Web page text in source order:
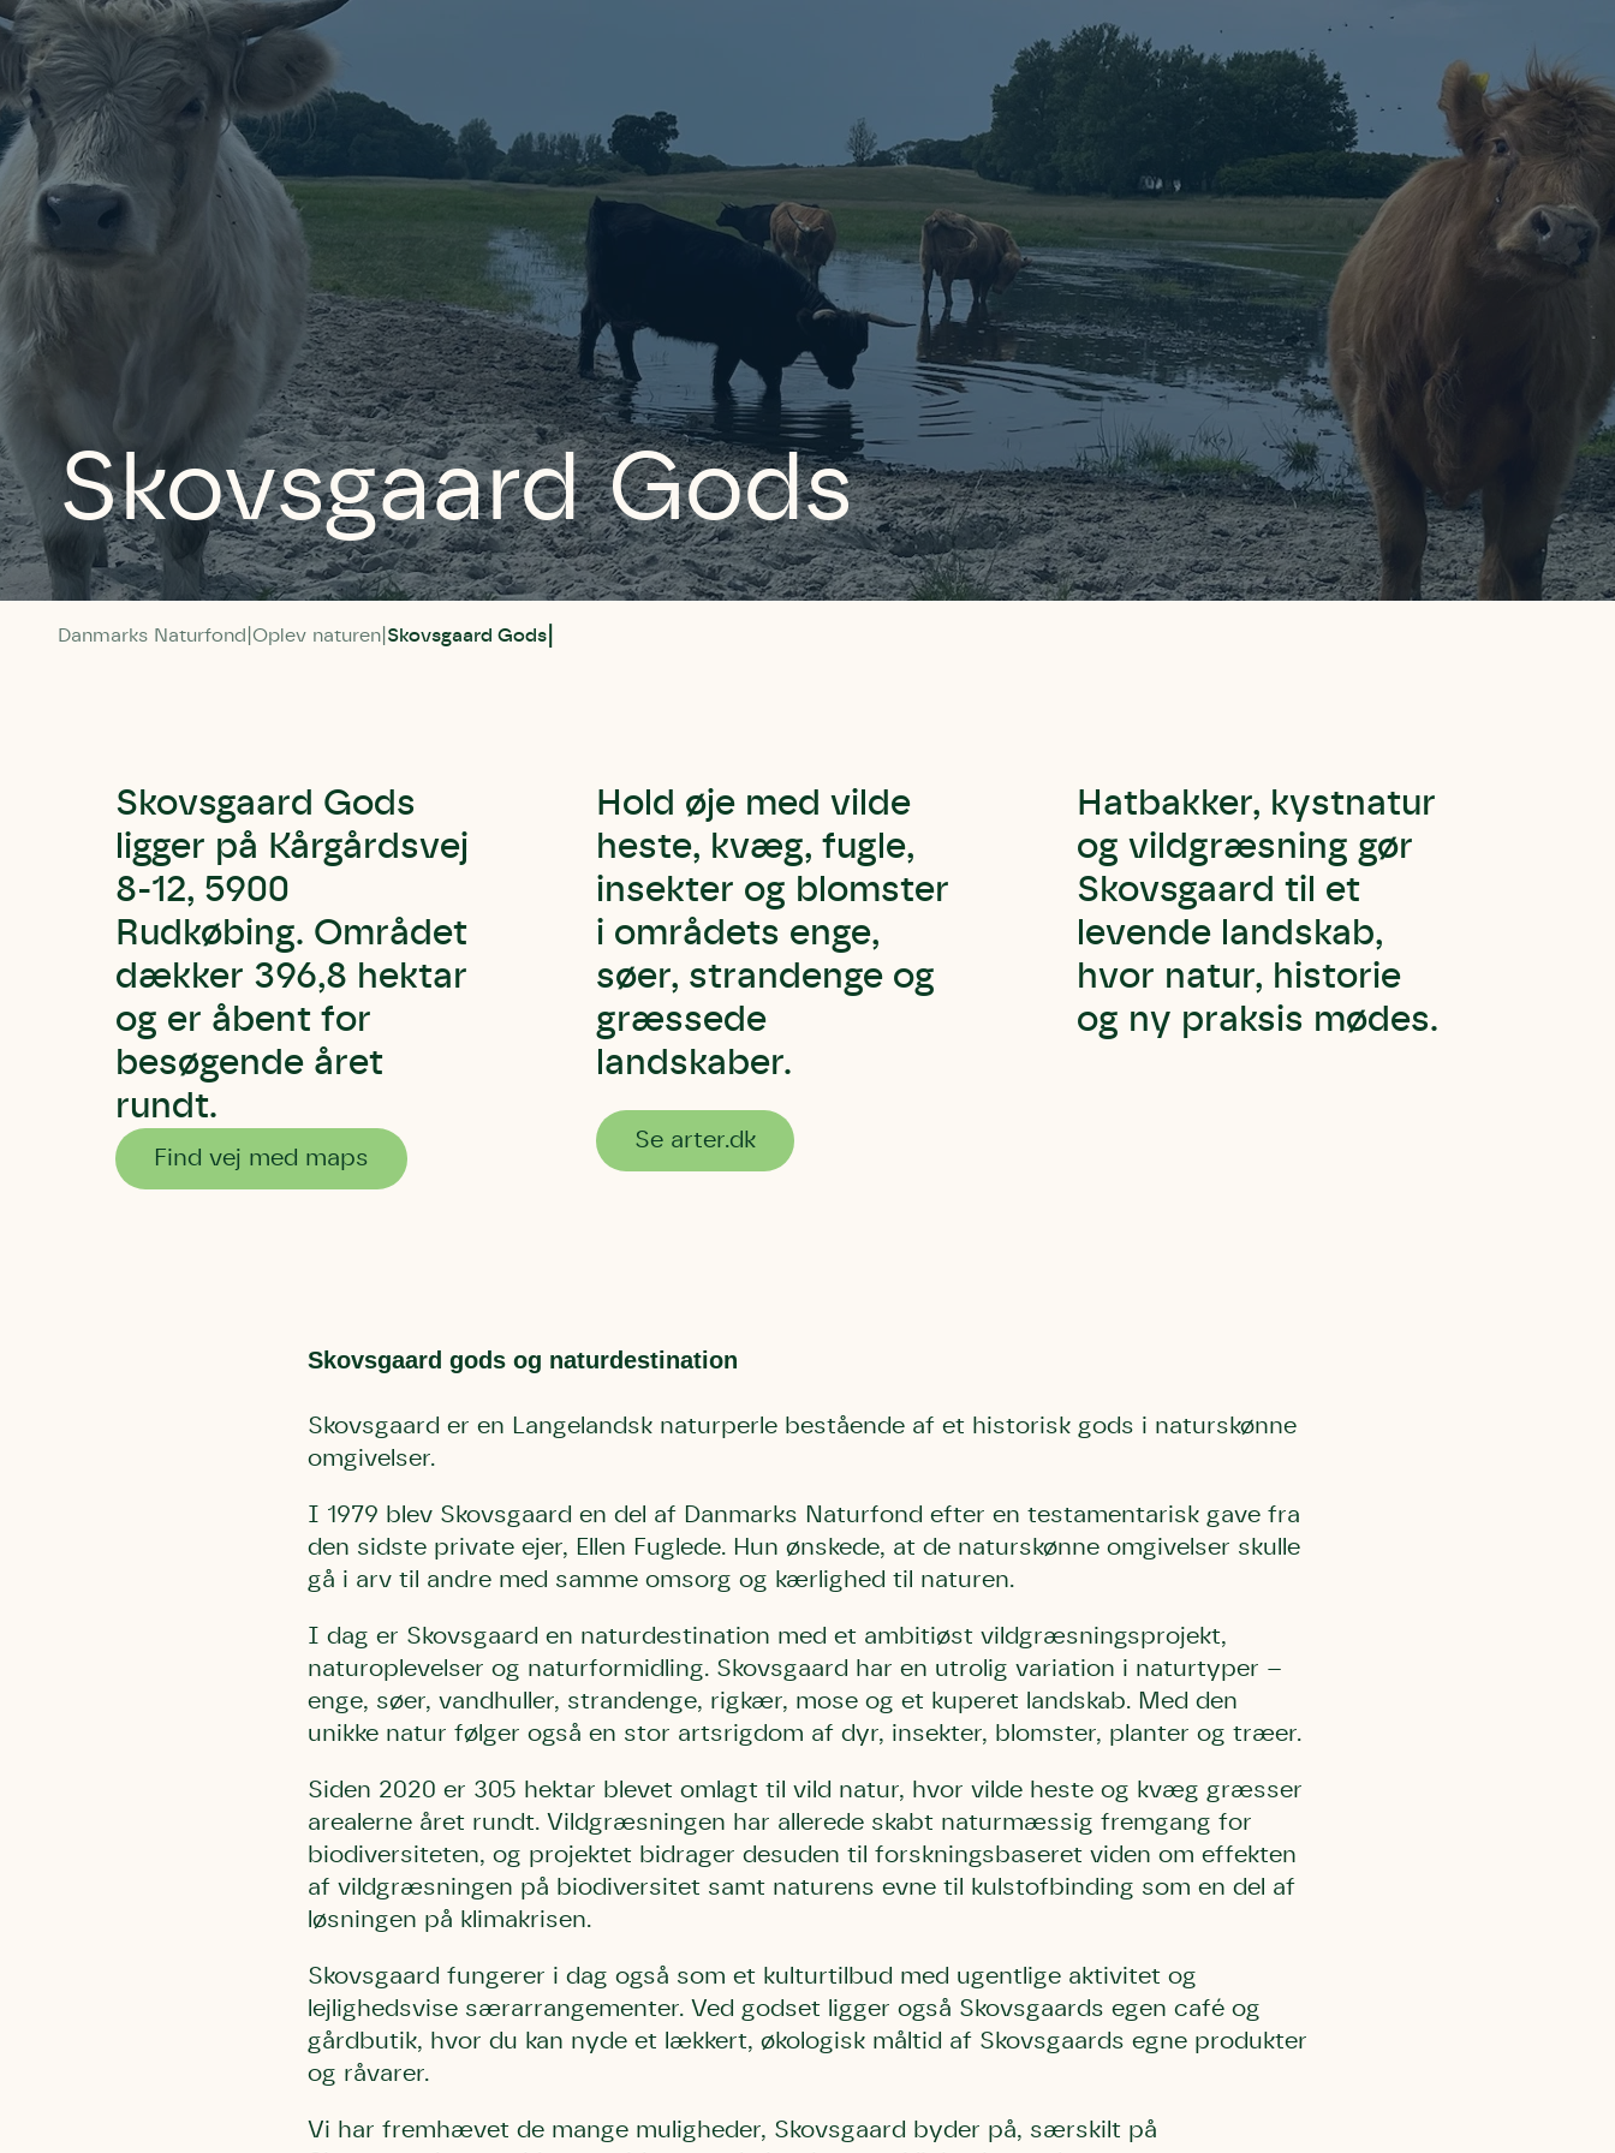
Skovsgaard Gods
Danmarks Naturfond Oplev naturen Skovsgaard Gods
Skovsgaard Gods
ligger på Kårgårdsvej
8-12, 5900
Rudkøbing. Området
dækker 396,8 hektar
og er åbent for
besøgende året
rundt.
Find vej med maps
Hold øje med vilde
heste, kvæg, fugle,
insekter og blomster
i områdets enge,
søer, strandenge og
græssede
landskaber.
Se arter.dk
Hatbakker, kystnatur
og vildgræsning gør
Skovsgaard til et
levende landskab,
hvor natur, historie
og ny praksis mødes.
Skovsgaard gods og naturdestination
Skovsgaard er en Langelandsk naturperle bestående af et historisk gods i naturskønne
omgivelser.
I 1979 blev Skovsgaard en del af Danmarks Naturfond efter en testamentarisk gave fra
den sidste private ejer, Ellen Fuglede. Hun ønskede, at de naturskønne omgivelser skulle
gå i arv til andre med samme omsorg og kærlighed til naturen.
I dag er Skovsgaard en naturdestination med et ambitiøst vildgræsningsprojekt,
naturoplevelser og naturformidling. Skovsgaard har en utrolig variation i naturtyper –
enge, søer, vandhuller, strandenge, rigkær, mose og et kuperet landskab. Med den
unikke natur følger også en stor artsrigdom af dyr, insekter, blomster, planter og træer.
Siden 2020 er 305 hektar blevet omlagt til vild natur, hvor vilde heste og kvæg græsser
arealerne året rundt. Vildgræsningen har allerede skabt naturmæssig fremgang for
biodiversiteten, og projektet bidrager desuden til forskningsbaseret viden om effekten
af vildgræsningen på biodiversitet samt naturens evne til kulstofbinding som en del af
løsningen på klimakrisen.
Skovsgaard fungerer i dag også som et kulturtilbud med ugentlige aktivitet og
lejlighedsvise særarrangementer. Ved godset ligger også Skovsgaards egen café og
gårdbutik, hvor du kan nyde et lækkert, økologisk måltid af Skovsgaards egne produkter
og råvarer.
Vi har fremhævet de mange muligheder, Skovsgaard byder på, særskilt på
Du skriver under på
Linie 1
Test
Skriv under (hjørring)
Fornavn
Du skriver under på
Første punkt
Endelig er kvashegnet også
et godt hjem for jordhumle,
der nok er den mest kendte
Sund Limfjord
Fornavn
Du skriver under på
Storken tilbage til Kolding
Storken tilbage til Kolding
Fornavn